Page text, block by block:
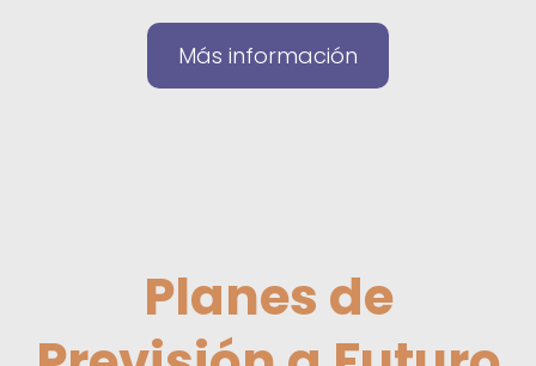
Más información
Planes de